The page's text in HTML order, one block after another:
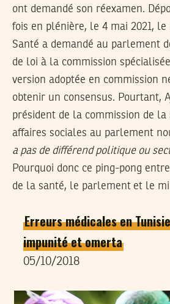
ont demandé son réexamen.
fois en plénière, le 4 mai 2021,
Santé a demandé au parlement
de loi à la commission
version adoptée en commission
obtenir un consensus. Pourtant,
président de la commission de la
affaires sociales au parlement
a pas de différend politique ou
Pourquoi donc ce ping-pong
de la santé, le parlement et le
Erreurs médicales en
impunité et omerta
05/10/2018